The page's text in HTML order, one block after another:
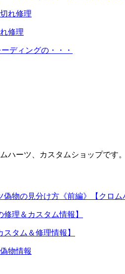
修理
ディングの・・・
ハーツ、カスタムショップです。
物の見分け方《前編》【クロム
理＆カスタム情報】
タム＆修理情報】
物情報